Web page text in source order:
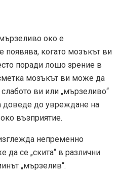
око е
появява, когато мозъкът ви
поради лошо зрение в
мозъкът ви може да
ви или „мързеливо“
доведе до увреждане на
възприятие.
непременно
се „скита“ в различни
„мързелив“.